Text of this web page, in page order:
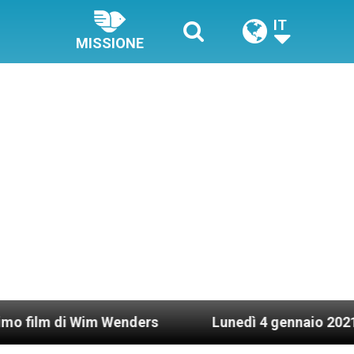
MISSIONE
IT
Wenders Lunedì 4 gennaio 2021: